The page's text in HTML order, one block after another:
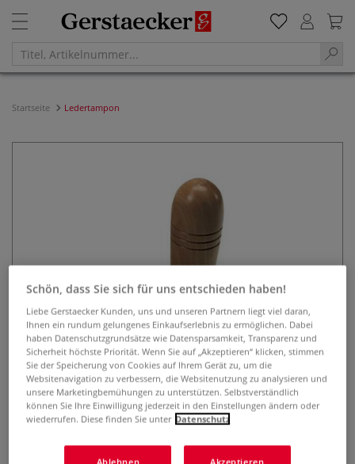
Startseite Ledertampon
Schön, dass Sie sich für uns entschieden haben!
Liebe Gerstaecker Kunden, uns und unseren Partnern liegt viel daran,
Ihnen ein rundum gelungenes Einkaufserlebnis zu ermöglichen. Dabei
haben Datenschutzgrundsätze wie Datensparsamkeit, Transparenz und
Sicherheit höchste Priorität. Wenn Sie auf „Akzeptieren“ klicken, stimmen
Sie der Speicherung von Cookies auf Ihrem Gerät zu, um die
Websitenavigation zu verbessern, die Websitenutzung zu analysieren und
unsere Marketingbemühungen zu unterstützen. Selbstverständlich
können Sie Ihre Einwilligung jederzeit in den Einstellungen ändern oder
wiederrufen. Diese finden Sie unter Datenschutz